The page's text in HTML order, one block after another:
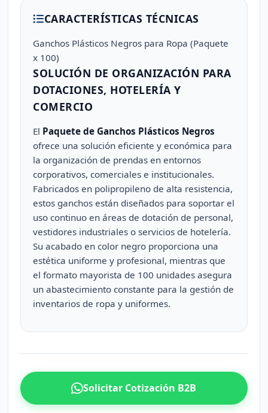
CARACTERÍSTICAS TÉCNICAS
Ganchos Plásticos Negros para Ropa (Paquete
x 100)
SOLUCIÓN DE ORGANIZACIÓN PARA
DOTACIONES, HOTELERÍA Y
COMERCIO
El Paquete de Ganchos Plásticos Negros
ofrece una solución eficiente y económica para
la organización de prendas en entornos
corporativos, comerciales e institucionales.
Fabricados en polipropileno de alta resistencia,
estos ganchos están diseñados para soportar el
uso continuo en áreas de dotación de personal,
vestidores industriales o servicios de hotelería.
Su acabado en color negro proporciona una
estética uniforme y profesional, mientras que
el formato mayorista de 100 unidades asegura
un abastecimiento constante para la gestión de
inventarios de ropa y uniformes.
Solicitar Cotización B2B